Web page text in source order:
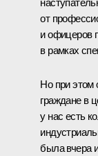
от
и офицеров
в рамках
Но при этом
граждане в
у нас есть
была вчера